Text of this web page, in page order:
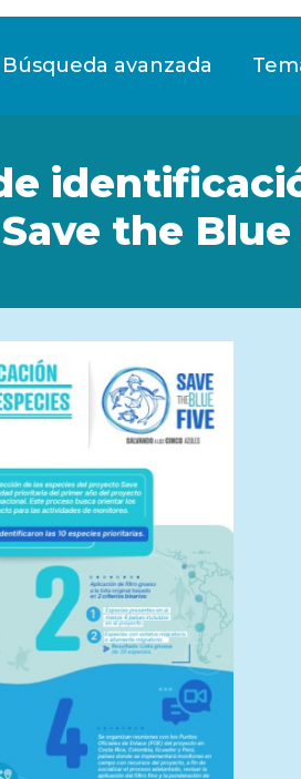
Búsqueda avanzada
the Blue